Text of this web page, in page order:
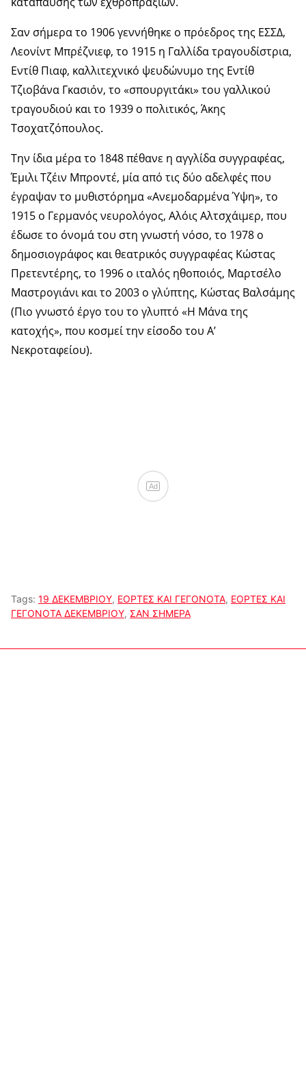
Σαν σήμερα το 1906 γεννήθηκε ο πρόεδρος της ΕΣΣΔ,
Λεονίντ Μπρέζνιεφ, το 1915 η Γαλλίδα τραγουδίστρια,
Εντίθ Πιαφ, καλλιτεχνικό ψευδώνυμο της Εντίθ
Τζιοβάνα Γκασιόν, το «σπουργιτάκι» του γαλλικού
τραγουδιού και το 1939 ο πολιτικός, Άκης
Τσοχατζόπουλος.
Την ίδια μέρα το 1848 πέθανε η αγγλίδα συγγραφέας,
Έμιλι Τζέιν Μπροντέ, μία από τις δύο αδελφές που
έγραψαν το μυθιστόρημα «Ανεμοδαρμένα Ύψη», το
1915 ο Γερμανός νευρολόγος, Αλόις Αλτσχάιμερ, που
έδωσε το όνομά του στη γνωστή νόσο, το 1978 ο
δημοσιογράφος και θεατρικός συγγραφέας Κώστας
Πρετεντέρης, το 1996 ο ιταλός ηθοποιός, Μαρτσέλο
Μαστρογιάνι και το 2003 ο γλύπτης, Κώστας Βαλσάμης
(Πιο γνωστό έργο του το γλυπτό «Η Μάνα της
κατοχής», που κοσμεί την είσοδο του Α’
Νεκροταφείου).
Ad
Tags: 19 ΔΕΚΕΜΒΡΙΟΥ, ΕΟΡΤΕΣ ΚΑΙ ΓΕΓΟΝΟΤΑ, ΕΟΡΤΕΣ ΚΑΙ
ΓΕΓΟΝΟΤΑ ΔΕΚΕΜΒΡΙΟΥ, ΣΑΝ ΣΗΜΕΡΑ